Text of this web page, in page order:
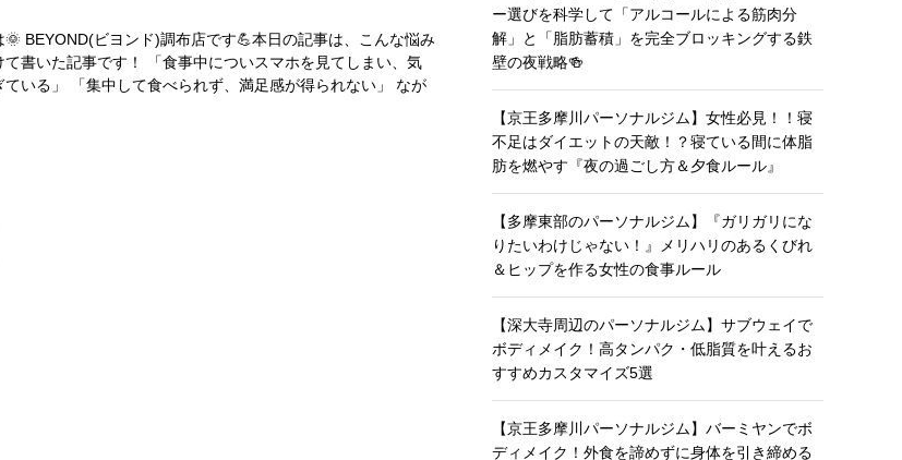
🌞 BEYOND(ビヨンド)調布店です💪本日の記事は、こんな悩み
て書いた記事です！ 「食事中についスマホを見てしまい、気
いる」 「集中して食べられず、満足感が得られない」 なが
ー選びを科学して「アルコールによる筋肉分
解」と「脂肪蓄積」を完全ブロッキングする鉄
壁の夜戦略🍻
【京王多摩川パーソナルジム】女性必見！！寝
不足はダイエットの天敵！？寝ている間に体脂
肪を燃やす『夜の過ごし方＆夕食ルール』
【多摩東部のパーソナルジム】『ガリガリにな
りたいわけじゃない！』メリハリのあるくびれ
＆ヒップを作る女性の食事ルール
【深大寺周辺のパーソナルジム】サブウェイで
ボディメイク！高タンパク・低脂質を叶えるお
すすめカスタマイズ5選
【京王多摩川パーソナルジム】バーミヤンでボ
ディメイク！外食を諦めずに身体を引き締める